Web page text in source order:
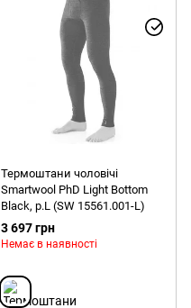
Термоштани чоловічі
Smartwool PhD Light Bottom
Black, р.L (SW 15561.001-L)
3 697 грн
Немає в наявності